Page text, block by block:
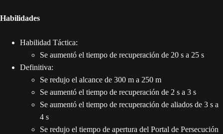
Habilidades
Habilidad Táctica:
Se aumentó el tiempo de recuperación de 20 s a 25 s
Definitiva:
Se redujo el alcance de 300 m a 250 m
Se aumentó el tiempo de recuperación de 2 s a 3 s
Se aumentó el tiempo de recuperación de aliados de 3 s a
4 s
Se redujo el tiempo de apertura del Portal de Persecución